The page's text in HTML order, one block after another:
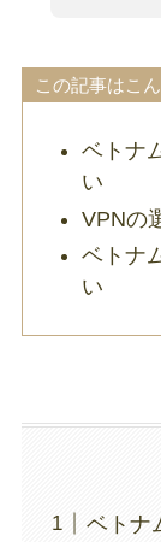
この記事はこ
ベトナ
い
VPNの
ベトナ
い
ベトナ